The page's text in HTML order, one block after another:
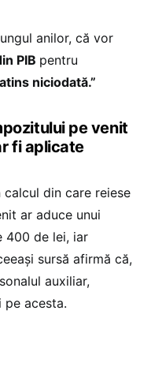
anilor, că vor
PIB pentru
niciodată.”
pe venit
fi aplicate
calcul din care reiese
ar aduce unui
400 de lei, iar
sursă afirmă că,
auxiliar,
pe acesta.